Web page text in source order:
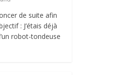
de suite afin
: J’étais déjà
robot-tondeuse